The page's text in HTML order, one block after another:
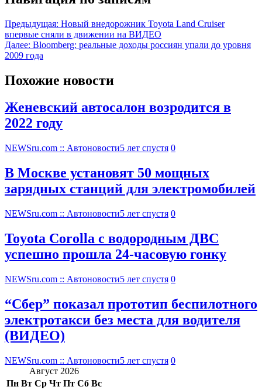
Предыдущая: Новый внедорожник Toyota Land Cruiser
впервые сняли в движении на ВИДЕО
Далее: Bloomberg: реальные доходы россиян упали до уровня
2009 года
Похожие новости
Женевский автосалон возродится в
2022 году
NEWSru.com :: Автоновости5 лет спустя 0
В Москве установят 50 мощных
зарядных станций для электромобилей
NEWSru.com :: Автоновости5 лет спустя 0
Toyota Corolla с водородным ДВС
успешно прошла 24-часовую гонку
NEWSru.com :: Автоновости5 лет спустя 0
“Сбер” показал прототип беспилотного
электротакси без места для водителя
(ВИДЕО)
NEWSru.com :: Автоновости5 лет спустя 0
Август 2026
Пн Вт Ср Чт Пт Сб Вс